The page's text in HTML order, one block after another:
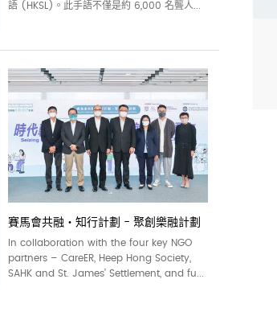
語 (HKSL)。此手語不僅是約 6,000 名聾人...
賽馬會共融・知行計劃 - 聚創樂融計劃
In collaboration with the four key NGO
partners – CareER, Heep Hong Society,
SAHK and St. James’ Settlement, and fu...